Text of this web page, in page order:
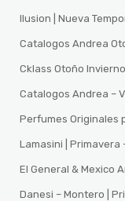
Ilusion | Nueva
Catalogos Andrea
Cklass Otoño
Catalogos Andrea –
Perfumes Originales
Lamasini | Primavera
El General & Mexico
Danesi – Montero |